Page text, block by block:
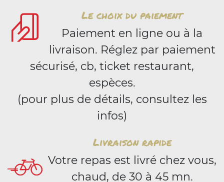
Le choix du paiement
Paiement en ligne ou à la
livraison. Réglez par paiement
sécurisé, cb, ticket restaurant,
espèces.
(pour plus de détails, consultez les
infos)
Livraison rapide
Votre repas est livré chez vous,
chaud, de 30 à 45 mn.